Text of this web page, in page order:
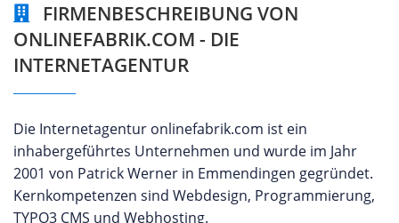
FIRMENBESCHREIBUNG VON
ONLINEFABRIK.COM - DIE
INTERNETAGENTUR
Die Internetagentur onlinefabrik.com ist ein
inhabergeführtes Unternehmen und wurde im Jahr
2001 von Patrick Werner in Emmendingen gegründet.
Kernkompetenzen sind Webdesign, Programmierung,
TYPO3 CMS und Webhosting.